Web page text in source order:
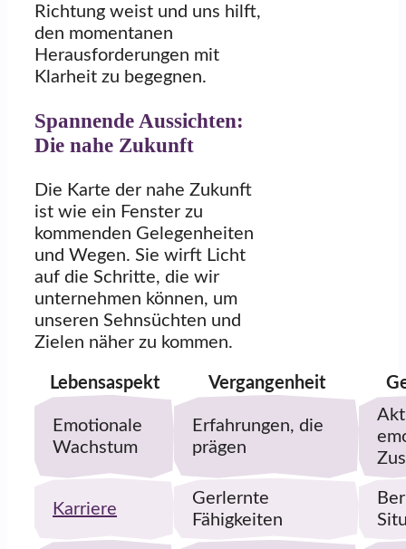
Richtung weist und uns hilft,
den momentanen
Herausforderungen mit
Klarheit zu begegnen.
Spannende Aussichten:
Die nahe Zukunft
Die Karte der nahe Zukunft
ist wie ein Fenster zu
kommenden Gelegenheiten
und Wegen. Sie wirft Licht
auf die Schritte, die wir
unternehmen können, um
unseren Sehnsüchten und
Zielen näher zu kommen.
Lebensaspekt Vergangenheit
Emotionale
Wachstum
Erfahrungen, die
prägen
Karriere
Gerlernte
Fähigkeiten